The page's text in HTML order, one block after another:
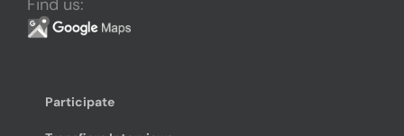
Find us:
Participate